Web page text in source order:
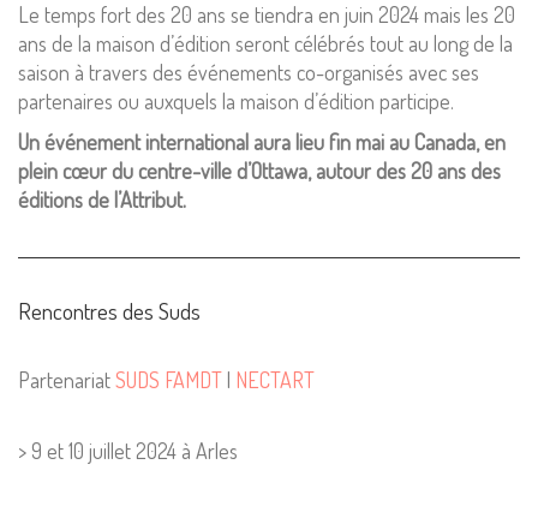
Le temps fort des 20 ans se tiendra en juin 2024 mais les 20
ans de la maison d’édition seront célébrés tout au long de la
saison à travers des événements co-organisés avec ses
partenaires ou auxquels la maison d’édition participe.
Un événement international aura lieu fin mai au Canada, en
plein cœur du centre-ville d’Ottawa, autour des 20 ans des
éditions de l’Attribut.
Rencontres des Suds
PartenariatSUDS FAMDT| NECTART
> 9 et 10 juillet 2024 à Arles